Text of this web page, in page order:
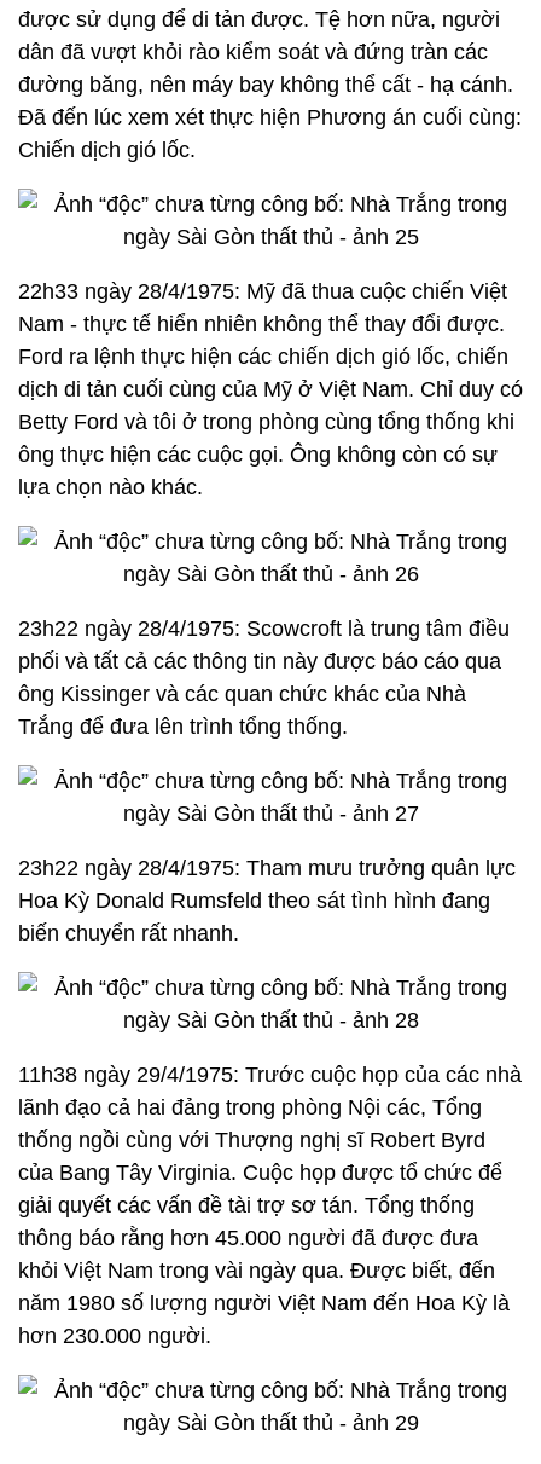
được sử dụng để di tản được. Tệ hơn nữa, người
dân đã vượt khỏi rào kiểm soát và đứng tràn các
đường băng, nên máy bay không thể cất - hạ cánh.
Đã đến lúc xem xét thực hiện Phương án cuối cùng:
Chiến dịch gió lốc.
22h33 ngày 28/4/1975: Mỹ đã thua cuộc chiến Việt
Nam - thực tế hiển nhiên không thể thay đổi được.
Ford ra lệnh thực hiện các chiến dịch gió lốc, chiến
dịch di tản cuối cùng của Mỹ ở Việt Nam. Chỉ duy có
Betty Ford và tôi ở trong phòng cùng tổng thống khi
ông thực hiện các cuộc gọi. Ông không còn có sự
lựa chọn nào khác.
23h22 ngày 28/4/1975: Scowcroft là trung tâm điều
phối và tất cả các thông tin này được báo cáo qua
ông Kissinger và các quan chức khác của Nhà
Trắng để đưa lên trình tổng thống.
23h22 ngày 28/4/1975: Tham mưu trưởng quân lực
Hoa Kỳ Donald Rumsfeld theo sát tình hình đang
biến chuyển rất nhanh.
11h38 ngày 29/4/1975: Trước cuộc họp của các nhà
lãnh đạo cả hai đảng trong phòng Nội các, Tổng
thống ngồi cùng với Thượng nghị sĩ Robert Byrd
của Bang Tây Virginia. Cuộc họp được tổ chức để
giải quyết các vấn đề tài trợ sơ tán. Tổng thống
thông báo rằng hơn 45.000 người đã được đưa
khỏi Việt Nam trong vài ngày qua. Được biết, đến
năm 1980 số lượng người Việt Nam đến Hoa Kỳ là
hơn 230.000 người.